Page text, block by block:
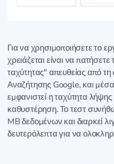
Για να χρησιμοποιήσετε το
χρειάζεται είναι να
ταχύτητας" απευθείας από
Αναζήτησης Google, και
εμφανιστεί η ταχύτητα
καθυστέρηση. Το τεστ
MB δεδομένων και διαρκεί
δευτερόλεπτα για να